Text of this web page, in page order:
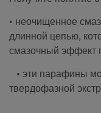
• неочищенное
длинной цепью,
смазочный эффект
• эти парафины
твердофазной